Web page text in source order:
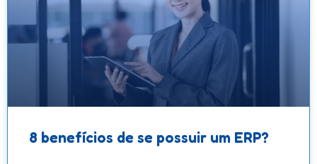
8 benefícios de se possuir um ERP?